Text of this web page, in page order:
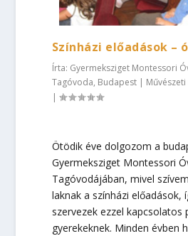
Színházi előadások –
Írta: Gyermeksziget Montessori
Tagóvoda, Budapest|
|
Ötödik éve dolgozom a
Gyermeksziget Montessori
Tagóvodájában, mivel
laknak a színházi előadások,
szervezek ezzel kapcsolatos
gyerekeknek. Minden évben